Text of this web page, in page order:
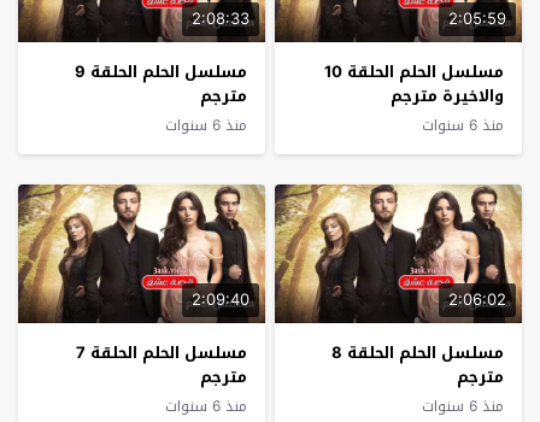
2:05:59
مسلسل الحلم الحلقة 10
والاخيرة مترجم
منذ 6 سنوات
2:08:33
مسلسل الحلم الحلقة 9
مترجم
منذ 6 سنوات
2:06:02
مسلسل الحلم الحلقة 8
مترجم
منذ 6 سنوات
2:09:40
مسلسل الحلم الحلقة 7
مترجم
منذ 6 سنوات